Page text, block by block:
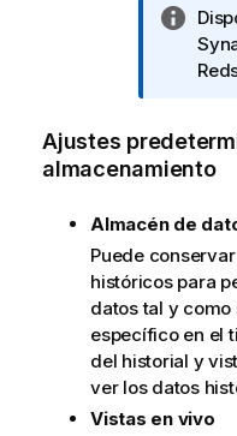
f
o
r
t
i
a
N
o
t
n
f
r
m
a
t
i
v
a
Ajustes
almacenamiento
Almacén de
Puede
históricos para
datos tal y como
específico en el
del historial y
ver los datos
Vistas en vivo